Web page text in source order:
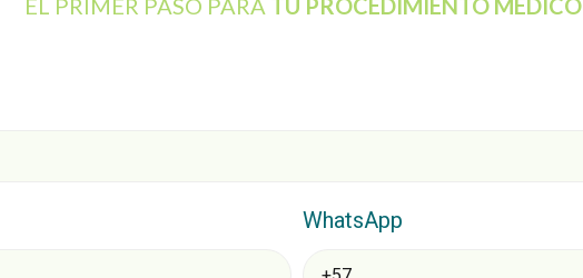
EL PRIMER PASO PARA TU PROCEDIMIENTO MÉDICO
WhatsApp